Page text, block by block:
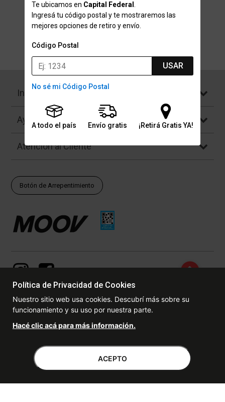
Te ubicamos en Capital Federal
Ingresá tu código postal y te mostraremos las
mejores opciones de retiro y envío.
Código Postal
USAR
No sé mi Código Postal
A todo el país Envío gratis ¡Retirá Gratis YA!
buscaste.
Volver a la página de inicio
Institucional
Ayuda
Atención al Cliente
Botón de Arrepentimiento
DERECHOS RESERVADOS. Las fotos contenidas en este site, el
sus respectivos titulares. Está prohibida la reproducción total o
parcial, sin la expresa autorización de la administradora de la
tienda virtual. Dexter, empresa perteneciente al grupo DABRA S.A.
la Provincia de Buenos Aires – Argentina.
Política de Privacidad de Cookies
Nuestro sitio web usa cookies. Descubrí más sobre su
funcionamiento y su uso por nuestra parte.
Hacé clic acá para más información.
ACEPTO